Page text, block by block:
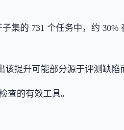
集的 731 个任务中，约
提升可能部分源于评测缺陷
查的有效工具。